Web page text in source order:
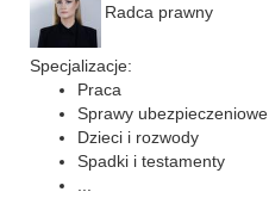
Radca prawny
Specjalizacje:
Praca
Sprawy ubezpieczeniowe
Dzieci i rozwody
Spadki i testamenty